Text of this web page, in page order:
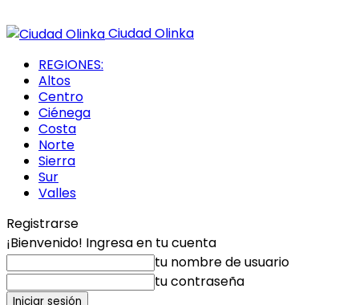
Ciudad Olinka
REGIONES:
Altos
Centro
Ciénega
Costa
Norte
Sierra
Sur
Valles
Registrarse
¡Bienvenido! Ingresa en tu cuenta
tu nombre de usuario
tu contraseña